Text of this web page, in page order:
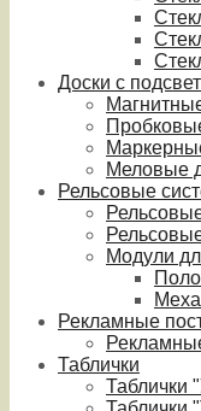
Доски с
Меловые
Рельсовые
Модули
Рекламные
Таблички
Таблички